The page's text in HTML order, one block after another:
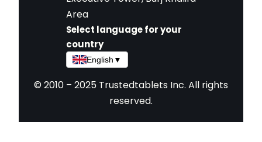
Area
Select language for your
country
English ▼
© 2010 – 2025 Trustedtablets Inc. All rights
reserved.